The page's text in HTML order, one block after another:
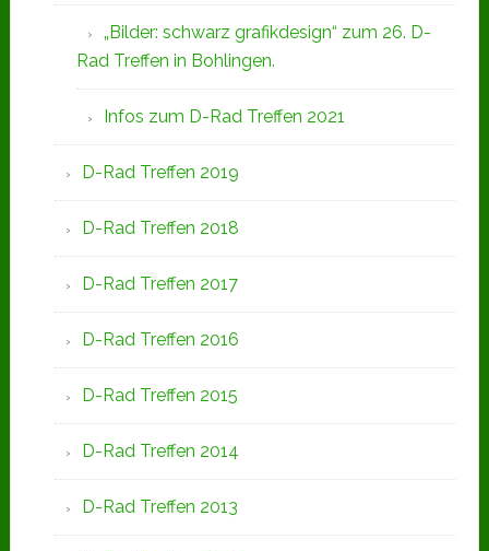
„Bilder: schwarz grafikdesign“ zum 26. D-
Rad Treffen in Bohlingen.
Infos zum D-Rad Treffen 2021
D-Rad Treffen 2019
D-Rad Treffen 2018
D-Rad Treffen 2017
D-Rad Treffen 2016
D-Rad Treffen 2015
D-Rad Treffen 2014
D-Rad Treffen 2013